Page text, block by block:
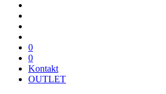
0
0
Kontakt
OUTLET